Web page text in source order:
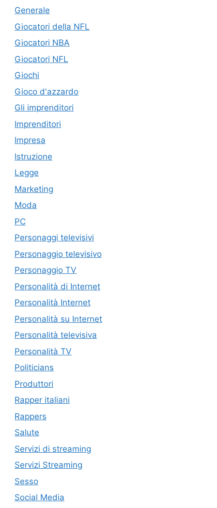
Generale
Giocatori della NFL
Giocatori NBA
Giocatori NFL
Giochi
Gioco d'azzardo
Gli imprenditori
Imprenditori
Impresa
Istruzione
Legge
Marketing
Moda
PC
Personaggi televisivi
Personaggio televisivo
Personaggio TV
Personalità di Internet
Personalità Internet
Personalità su Internet
Personalità televisiva
Personalità TV
Politicians
Produttori
Rapper italiani
Rappers
Salute
Servizi di streaming
Servizi Streaming
Sesso
Social Media